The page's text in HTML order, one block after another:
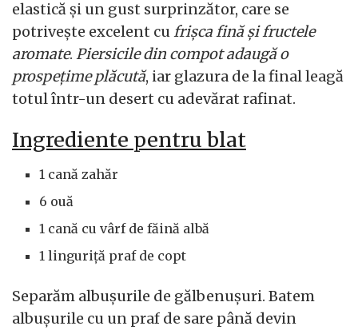
elastică și un gust surprinzător, care se
potrivește excelent cufrișca fină și fructele
aromate. Piersicile din compot adaugă o
prospețime plăcută, iar glazura de la final leagă
totul într-un desert cu adevărat rafinat.
Ingrediente pentru blat
1 cană zahăr
6 ouă
1 cană cu vârf de făină albă
1 linguriță praf de copt
Separăm albușurile de gălbenușuri. Batem
albușurile cu un praf de sare până devin